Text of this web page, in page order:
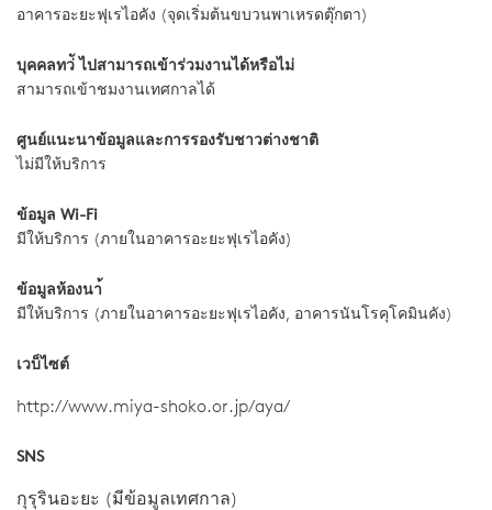
อาคารอะยะฟุเรไอคัง (จุดเริ่มต้นขบวนพาเหรดตุ๊กตา)
บุคคลทว่ั ไปสามารถเข้าร่วมงานได้หรือไม่
สามารถเข้าชมงานเทศกาลได้
ศูนย์แนะนาข้อมูลและการรองรับชาวต่างชาติ
ไม่มีให้บริการ
ข้อมูล Wi-Fi
มีให้บริการ (ภายในอาคารอะยะฟุเรไอคัง)
ข้อมูลห้องนา้
มีให้บริการ (ภายในอาคารอะยะฟุเรไอคัง, อาคารนันโรคุโคมินคัง)
เวบ็ไซต์
http://www.miya-shoko.or.jp/aya/
SNS
กุรุรินอะยะ (มีข้อมูลเทศกาล)